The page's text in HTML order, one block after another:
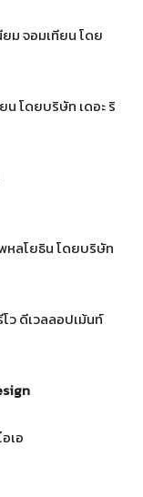
ยม จอมเทียน โดย
ยน โดยบริษัท เดอะ ริ
พหลโยธิน โดยบริษัท
โว ดีเวลลอปเม้นท์
Design
เอ